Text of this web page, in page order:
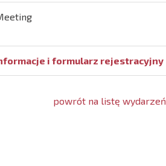
i formularz rejestracyjny
powrót na listę wydarzeń